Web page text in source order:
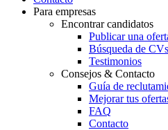
Para empresas
Encontrar candidatos
Publicar una
Búsqueda de CVs
Testimonios
Consejos & Contacto
Guía de
Mejorar tus
FAQ
Contacto